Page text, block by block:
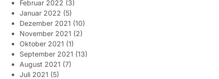
Februar 2022 (3)
Januar 2022 (5)
Dezember 2021 (10)
November 2021 (2)
Oktober 2021 (1)
September 2021 (13)
August 2021 (7)
Juli 2021 (5)